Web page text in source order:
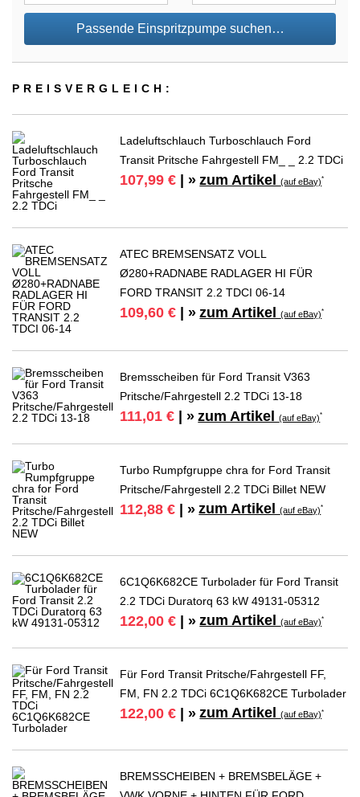
Passende Einspritzpumpe suchen…
PREIS­VER­GLEICH:
Ladeluftschlauch Turboschlauch Ford
Transit Pritsche Fahrgestell FM_ _ 2.2 TDCi
107,99 € | » zum Artikel(auf eBay)*
ATEC BREMSENSATZ VOLL
Ø280+RADNABE RADLAGER HI FÜR
FORD TRANSIT 2.2 TDCI 06-14
109,60 € | » zum Artikel(auf eBay)*
Bremsscheiben für Ford Transit V363
Pritsche/Fahrgestell 2.2 TDCi 13-18
111,01 € | » zum Artikel(auf eBay)*
Turbo Rumpfgruppe chra for Ford Transit
Pritsche/Fahrgestell 2.2 TDCi Billet NEW
112,88 € | » zum Artikel(auf eBay)*
6C1Q6K682CE Turbolader für Ford Transit
2.2 TDCi Duratorq 63 kW 49131-05312
122,00 € | » zum Artikel(auf eBay)*
Für Ford Transit Pritsche/Fahrgestell FF,
FM, FN 2.2 TDCi 6C1Q6K682CE Turbolader
122,00 € | » zum Artikel(auf eBay)*
BREMSSCHEIBEN + BREMSBELÄGE +